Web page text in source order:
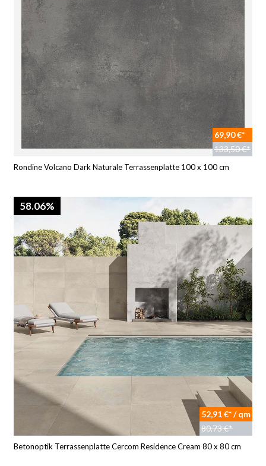
69,90 €*
133,50 €*
Rondine Volcano Dark Naturale Terrassenplatte 100 x 100 cm
58.06%
52,91 €* / qm
80,73 €*
Betonoptik Terrassenplatte Cercom Residence Cream 80 x 80 cm